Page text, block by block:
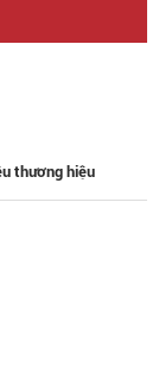
thương hiệu